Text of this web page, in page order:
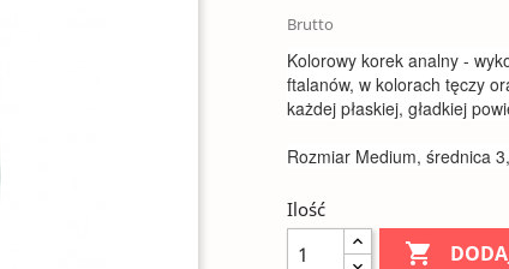
Brutto
Kolorowy korek analny -
ftalanów, w kolorach tęczy
każdej płaskiej, gładkiej
Rozmiar Medium, średnica
Ilość
